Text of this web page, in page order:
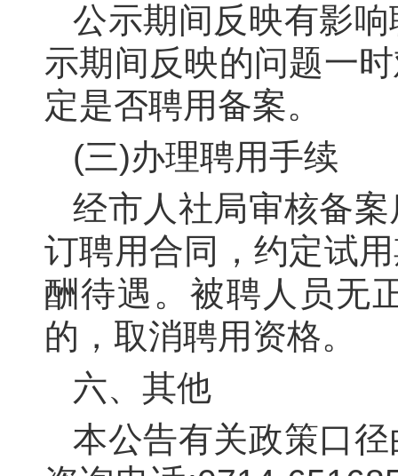
公示期间反映有影
示期间反映的问题一
定是否聘用备案。
(三)办理聘用手续
经市人社局审核备
订聘用合同，约定试
酬待遇。被聘人员无
的，取消聘用资格。
六、其他
本公告有关政策口